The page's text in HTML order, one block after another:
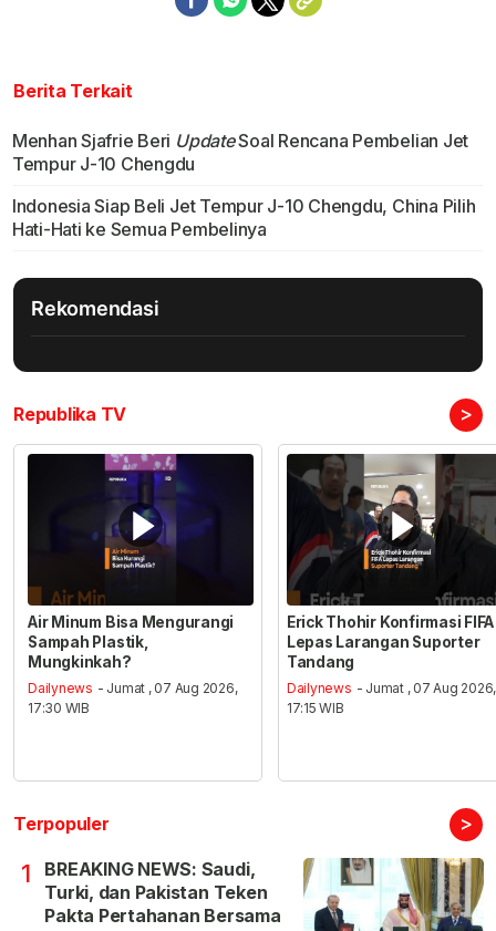
Berita Terkait
Menhan Sjafrie Beri UpdateSoal Rencana Pembelian Jet
Tempur J-10 Chengdu
Indonesia Siap Beli Jet Tempur J-10 Chengdu, China Pilih
Hati-Hati ke Semua Pembelinya
Rekomendasi
Republika TV >
Air Minum Bisa Mengurangi
Sampah Plastik,
Mungkinkah?
Dailynews - Jumat , 07 Aug 2026,
17:30 WIB
Erick Thohir Konfirmasi FIFA
Lepas Larangan Suporter
Tandang
Dailynews - Jumat , 07 Aug 2026,
17:15 WIB
Terpopuler >
1
BREAKING NEWS: Saudi,
Turki, dan Pakistan Teken
Pakta Pertahanan Bersama